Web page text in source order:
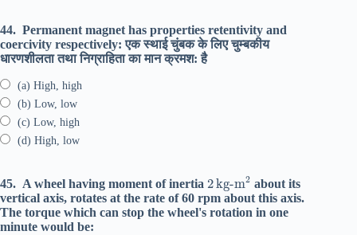
44. Permanent magnet has properties retentivity and
coercivity respectively: एक स्थाई चुंबक के लिए चुम्बकीय
धारणशीलता तथा निग्राहिता का मान क्रमश: है
(a) High, high
(b) Low, low
(c) Low, high
(d) High, low
45. A wheel having moment of inertia 2kg-m
about its
vertical axis, rotates at the rate of 60 rpm about this axis.
The torque which can stop the wheel's rotation in one
minute would be: